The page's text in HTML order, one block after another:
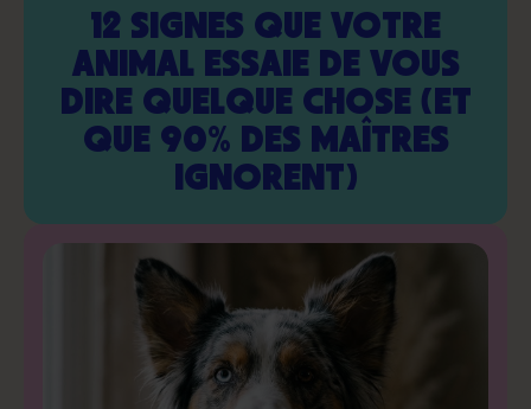
12 SIGNES QUE VOTRE
ANIMAL ESSAIE DE VOUS
DIRE QUELQUE CHOSE (ET
QUE 90% DES MAÎTRES
IGNORENT)